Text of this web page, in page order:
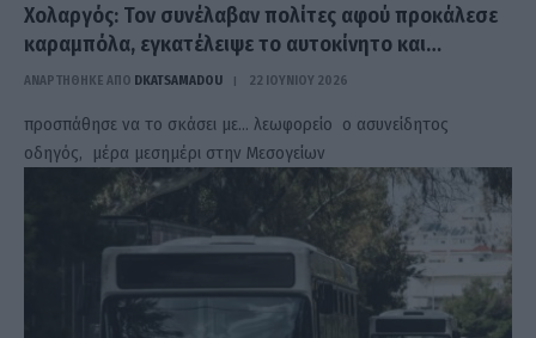
Χολαργός: Τον συνέλαβαν πολίτες αφού προκάλεσε
καραμπόλα, εγκατέλειψε το αυτοκίνητο και…
ΑΝΑΡΤΗΘΗΚΕ ΑΠΟ DKATSAMADOU 22 ΙΟΥΝΊΟΥ 2026
προσπάθησε να το σκάσει με… λεωφορείο ο ασυνείδητος
οδηγός, μέρα μεσημέρι στην Μεσογείων